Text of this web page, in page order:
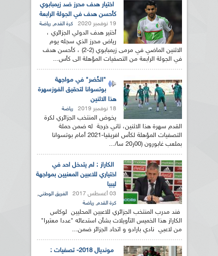
اختيار هدف محرز ضد زيمبابوي
كأحسن هدف في الجولة الرابعة
19 نوفمبر 2020 كرة القدم, رياضة
أختير هدف الدولي الجزائري ،
رياض محرز الذي سجله يوم
الاثنين الماضي في مرمى زيمبابوي (2-2) ، كأحسن هدف
في الجولة الرابعة من التصفيات المؤهلة الى كأس...
"الخُضر" في مواجهة
بوتسوانا لتحقيق الفوزسهرة
هذا الاثنين
18 نوفمبر 2019 رياضة
يخوض المنتخب الجزائري لكرة
القدم سهرة هذا الاثنين، ثاني خرجة له ضمن حملة
التصفيات المؤهلة لكأس افريقيا-2021 أمام بوتسوانا
بملعب غابورون (00ر20 سا/...
الكاراز : لم يتدخل احد في
اختياري للاعبين المعنيين بمواجهة
ليبيا
03 أغسطس 2017 الفريق الوطني,
كرة القدم, رياضة
فند مدرب المنتخب الجزائري للاعبين المحليين لوكاس
الكاراز هذا الخميس التأويلات بشأن استدعائه "عددا معتبرا"
من لاعبي نادي بارادو و اتحاد الجزائر ضمن...
مونديال 2018- تصفيات :